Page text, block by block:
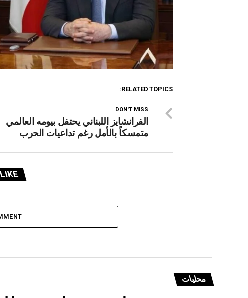
RELATED TOPICS:
DON'T MISS
الفرانشايز اللبناني يحتفل بيومه العالمي
متمسكاً بالأمل رغم تداعيات الحرب
محليات